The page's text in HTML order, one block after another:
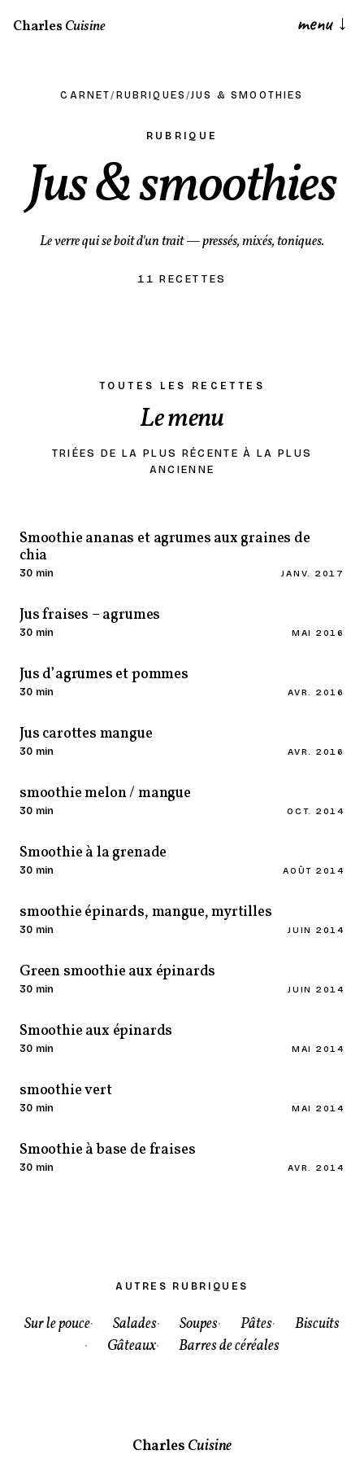
CharlesCuisine menu ↓
CARNET/ RUBRIQUES /JUS & SMOOTHIES
RUBRIQUE
Jus & smoothies
Le verre qui se boit d'un trait — pressés, mixés, toniques.
11 RECETTES
TOUTES LES RECETTES
Le menu
TRIÉES DE LA PLUS RÉCENTE À LA PLUS
ANCIENNE
Smoothie ananas et agrumes aux graines de
chia
30 min JANV. 2017
Jus fraises – agrumes
30 min MAI 2016
Jus d’agrumes et pommes
30 min AVR. 2016
Jus carottes mangue
30 min AVR. 2016
smoothie melon / mangue
30 min OCT. 2014
Smoothie à la grenade
30 min AOÛT 2014
smoothie épinards, mangue, myrtilles
30 min JUIN 2014
Green smoothie aux épinards
30 min JUIN 2014
Smoothie aux épinards
30 min MAI 2014
smoothie vert
30 min MAI 2014
Smoothie à base de fraises
30 min AVR. 2014
AUTRES RUBRIQUES
Sur le pouce Salades Soupes Pâtes
Biscuits
Gâteaux
Barres de céréales
Charles Cuisine